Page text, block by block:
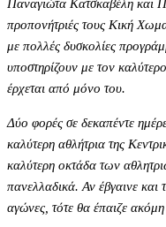
Παναγιώτα Κατσκαβέλη και
προπονήτριές τους Κική
με πολλές δυσκολίες
υποστηρίζουν με τον
έρχεται από μόνο του.
Δύο φορές σε δεκαπέντε
καλύτερη αθλήτρια της
καλύτερη οκτάδα των
πανελλαδικά. Αν έβγαινε και
αγώνες, τότε θα έπαιζε